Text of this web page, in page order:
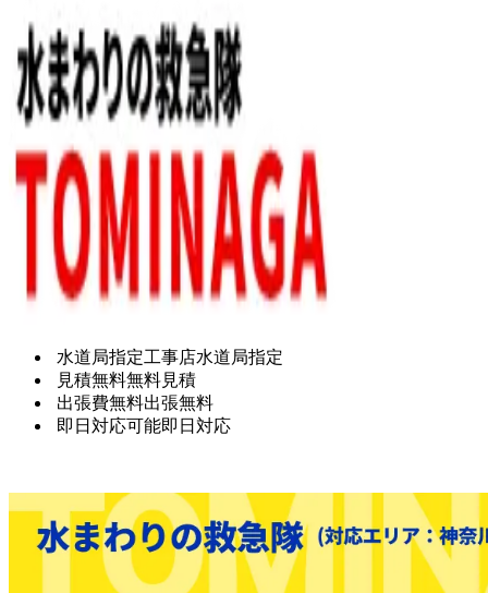
水道局指定工事店水道局指定
見積無料無料見積
出張費無料出張無料
即日対応可能即日対応